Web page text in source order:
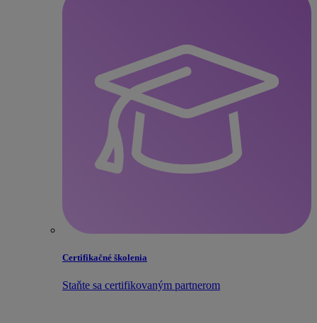
Certifikačné školenia
Staňte sa certifikovaným partnerom